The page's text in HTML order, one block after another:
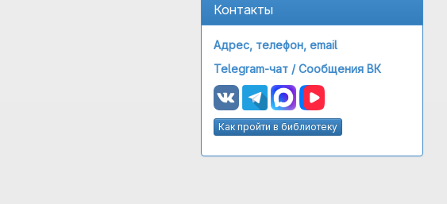
Контакты
Адрес, телефон, email
Telegram-чат /Сообщения ВК
Как пройти в библиотеку